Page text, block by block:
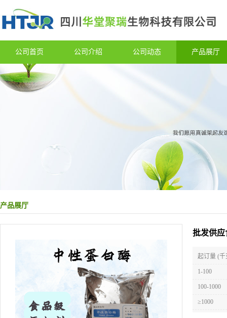
公司首页 公司介绍 公司动态 产品展厅
产品展厅
批发供应
起订量 (千
1-100
100-1000
≥1000